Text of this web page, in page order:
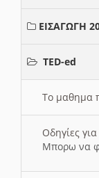
ΕΙΣΑΓΩΓΗ
TED-ed
Το μαθημα
Οδηγίες
Μπορω να